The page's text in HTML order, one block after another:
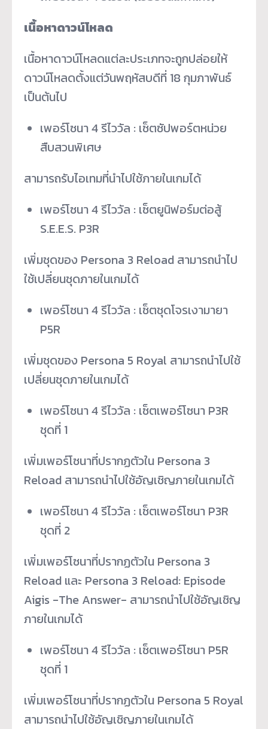
เนื้อหาดาวน์โหลด
เนื้อหาดาวน์โหลดแต่ละประเภทจะถูกปล่อยให้
ดาวน์โหลดตั้งแต่วันพฤหัสบดีที่ 18 กุมภาพันธ์
เป็นต้นไป
เพอร์โซนา 4 รีไววัล : เซ็ตซัปพอร์ตหน่วย
สืบสวนพิเศษ
สามารถรับไอเทมที่นำไปใช้ภายในเกมได้
เพอร์โซนา 4 รีไววัล : เซ็ตยูนิฟอร์มต่อสู้
S.E.E.S. P3R
เพิ่มชุดของ Persona 3 Reload สามารถนำไป
ใช้เปลี่ยนชุดภายในเกมได้
เพอร์โซนา 4 รีไววัล : เซ็ตชุดโจรเงามายา
P5R
เพิ่มชุดของ Persona 5 Royal สามารถนำไปใช้
เปลี่ยนชุดภายในเกมได้
เพอร์โซนา 4 รีไววัล : เซ็ตเพอร์โซนา P3R
ชุดที่ 1
เพิ่มเพอร์โซนาที่ปรากฏตัวใน Persona 3
Reload สามารถนำไปใช้อัญเชิญภายในเกมได้
เพอร์โซนา 4 รีไววัล : เซ็ตเพอร์โซนา P3R
ชุดที่ 2
เพิ่มเพอร์โซนาที่ปรากฏตัวใน Persona 3
Reload และ Persona 3 Reload: Episode
Aigis -The Answer- สามารถนำไปใช้อัญเชิญ
ภายในเกมได้
เพอร์โซนา 4 รีไววัล : เซ็ตเพอร์โซนา P5R
ชุดที่ 1
เพิ่มเพอร์โซนาที่ปรากฏตัวใน Persona 5 Royal
สามารถนำไปใช้อัญเชิญภายในเกมได้